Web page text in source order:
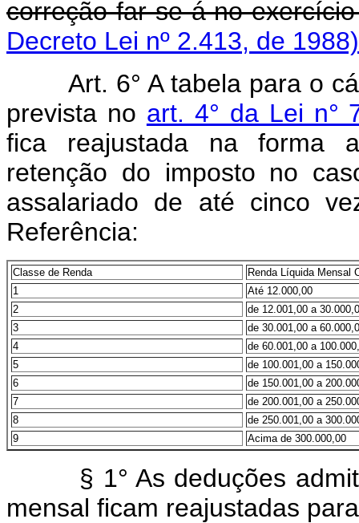
correção far-se-á no
Decreto Lei nº 2.413, de 1988)
Art. 6° A tabela para o
prevista no art. 4° da Lei n°
fica reajustada na forma
retenção do imposto no
assalariado de até cinco
Referência:
Classe de Renda
Renda Líquida Mensal
1
Até 12.000,00
2
de 12.001,00 a
3
de 30.001,00 a
4
de 60.001,00 a
5
de 100.001,00 a
6
de 150.001,00 a
7
de 200.001,00 a
8
de 250.001,00 a
9
Acima de 300.000,00
§ 1° As deduções
mensal ficam reajustadas